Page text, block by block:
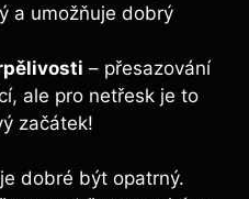
a umožňuje⁤ dobrý
– přesazování
ale pro netřesk je‌ to
začátek!
dobré být opatrný.